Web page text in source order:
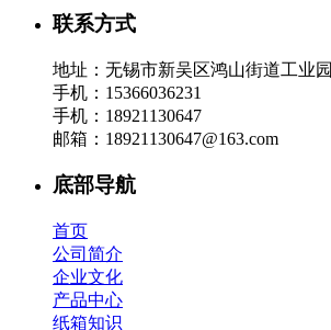
联系方式
地址：无锡市新吴区鸿山街道工业园
手机：15366036231
手机：18921130647
邮箱：18921130647@163.com
底部导航
首页
公司简介
企业文化
产品中心
纸箱知识